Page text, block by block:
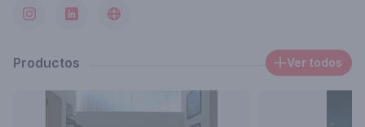
diversas propiedades, tonalidades y texturas.
estefania.cruz@ar.nsg.com
Productos Ver todos